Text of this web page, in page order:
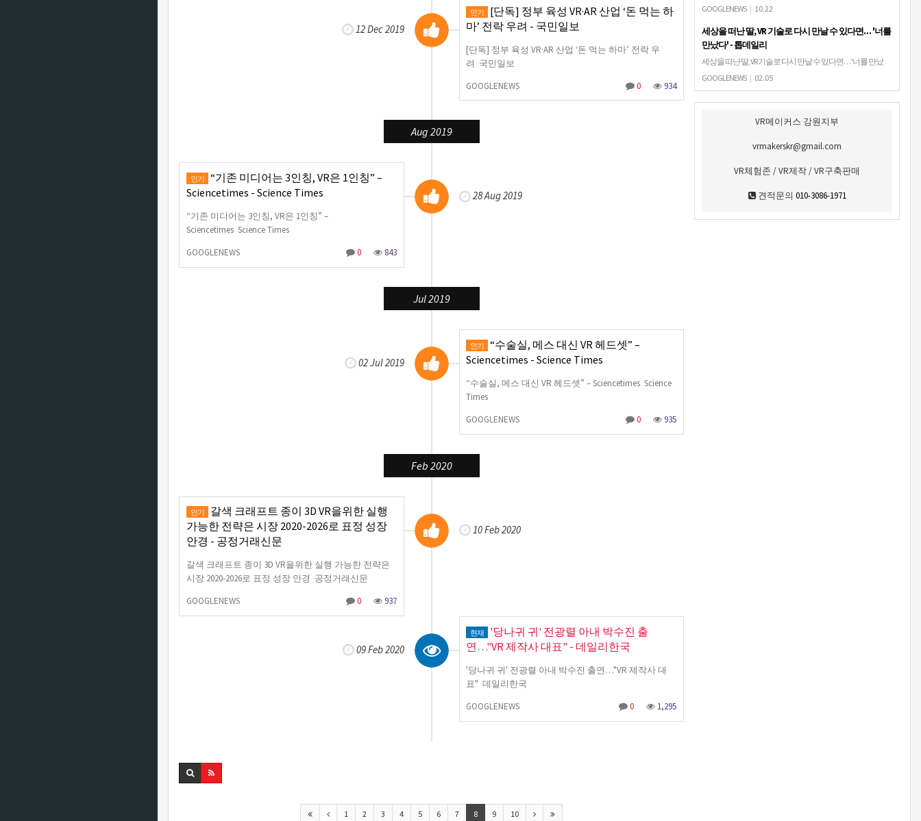
12 Dec 2019
인기
[단독] 정부 육성 VR·AR 산업 ‘돈 먹는 하
마’ 전락 우려 - 국민일보
[단독] 정부 육성 VR·AR 산업 ‘돈 먹는 하마’ 전락 우
려 국민일보
GOOGLENEWS
0 934
Aug 2019
28 Aug 2019
인기
“기존 미디어는 3인칭, VR은 1인칭” –
Sciencetimes - Science Times
“기존 미디어는 3인칭, VR은 1인칭” –
Sciencetimes Science Times
GOOGLENEWS
0 843
Jul 2019
02 Jul 2019
인기
“수술실, 메스 대신 VR 헤드셋” –
Sciencetimes - Science Times
“수술실, 메스 대신 VR 헤드셋” – Sciencetimes Science
Times
GOOGLENEWS
0 935
Feb 2020
10 Feb 2020
인기
갈색 크래프트 종이 3D VR을위한 실행
가능한 전략은 시장 2020-2026로 표정 성장
안경 - 공정거래신문
갈색 크래프트 종이 3D VR을위한 실행 가능한 전략은
시장 2020-2026로 표정 성장 안경 공정거래신문
GOOGLENEWS
0 937
09 Feb 2020
현재
'당나귀 귀' 전광렬 아내 박수진 출
연…"VR 제작사 대표" - 데일리한국
'당나귀 귀' 전광렬 아내 박수진 출연…"VR 제작사 대
표" 데일리한국
GOOGLENEWS
0 1,295
1 2 3 4 5 6 7 8 9 10
전 조선비즈한국콘텐츠진흥원은 네이버와 공동 주관하고
츠 공모대전 'VRound'를 개최한다고 …
GOOGLENEWS | 10.22
세상을 떠난 딸, VR 기술로 다시 만날 수 있다면… '너를
만났다' - 톱데일리
세상을 떠난 딸, VR 기술로 다시 만날 수 있다면… '너를 만났
다' 톱데일리
GOOGLENEWS | 02.05
VR메이커스 강원지부
vrmakerskr@gmail.com
VR체험존 / VR제작 / VR구축판매
견적문의 010-3086-1971